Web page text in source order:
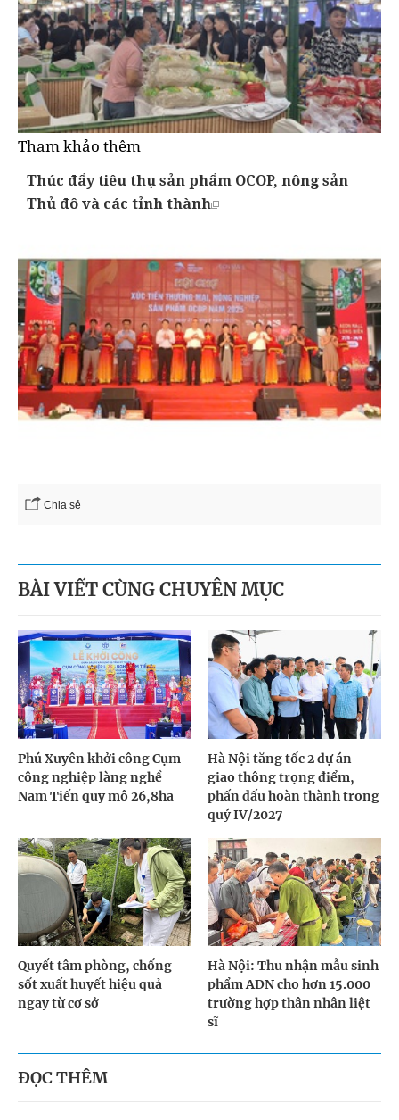
Tham khảo thêm
Thúc đẩy tiêu thụ sản phẩm OCOP, nông sản
Thủ đô và các tỉnh thành
Chia sẻ
BÀI VIẾT CÙNG CHUYÊN MỤC
Phú Xuyên khởi công Cụm
công nghiệp làng nghề
Nam Tiến quy mô 26,8ha
Hà Nội tăng tốc 2 dự án
giao thông trọng điểm,
phấn đấu hoàn thành trong
quý IV/2027
Quyết tâm phòng, chống
sốt xuất huyết hiệu quả
ngay từ cơ sở
Hà Nội: Thu nhận mẫu sinh
phẩm ADN cho hơn 15.000
trường hợp thân nhân liệt
sĩ
ĐỌC THÊM